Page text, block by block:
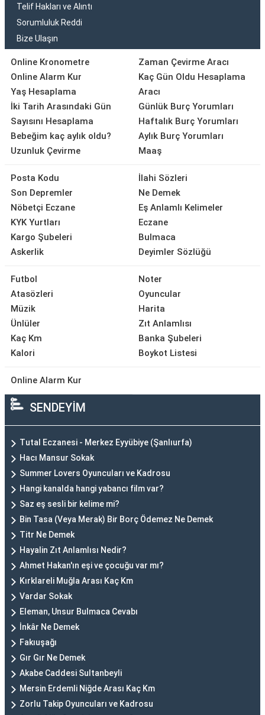
Telif Hakları ve Alıntı
Sorumluluk Reddi
Bize Ulaşın
Online Kronometre
Online Alarm Kur
Yaş Hesaplama
İki Tarih Arasındaki Gün
Sayısını Hesaplama
Bebeğim kaç aylık oldu?
Uzunluk Çevirme
Zaman Çevirme Aracı
Kaç Gün Oldu Hesaplama
Aracı
Günlük Burç Yorumları
Haftalık Burç Yorumları
Aylık Burç Yorumları
Maaş
Posta Kodu
Son Depremler
Nöbetçi Eczane
KYK Yurtları
Kargo Şubeleri
Askerlik
İlahi Sözleri
Ne Demek
Eş Anlamlı Kelimeler
Eczane
Bulmaca
Deyimler Sözlüğü
Futbol
Atasözleri
Müzik
Ünlüler
Kaç Km
Kalori
Noter
Oyuncular
Harita
Zıt Anlamlısı
Banka Şubeleri
Boykot Listesi
Online Alarm Kur
SENDEYİM
Tutal Eczanesi - Merkez Eyyübiye (Şanlıurfa)
Hacı Mansur Sokak
Summer Lovers Oyuncuları ve Kadrosu
Hangi kanalda hangi yabancı film var?
Saz eş sesli bir kelime mi?
Bin Tasa (Veya Merak) Bir Borç Ödemez Ne Demek
Titr Ne Demek
Hayalin Zıt Anlamlısı Nedir?
Ahmet Hakan'ın eşi ve çocuğu var mı?
Kırklareli Muğla Arası Kaç Km
Vardar Sokak
Eleman, Unsur Bulmaca Cevabı
İnkâr Ne Demek
Fakıuşağı
Gır Gır Ne Demek
Akabe Caddesi Sultanbeyli
Mersin Erdemli Niğde Arası Kaç Km
Zorlu Takip Oyuncuları ve Kadrosu